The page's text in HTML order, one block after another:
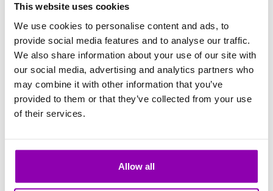
This website uses cookies
We use cookies to personalise content and ads, to
provide social media features and to analyse our traffic.
We also share information about your use of our site with
our social media, advertising and analytics partners who
may combine it with other information that you’ve
provided to them or that they’ve collected from your use
of their services.
Allow all
rapport à d’autres applications le client qui
vient d’entrer ne voit pas TOUS les centres
géolocalisés les plus proches de lui avec leurs
offres associées, mais il voit seulement notre
Quels changements par rapport
En gros nous essayons de
transformer des leads
(personnes ayant manifesté un